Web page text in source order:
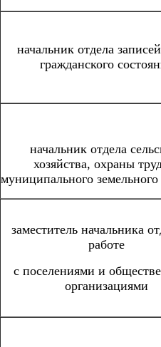
начальник отдела
гражданского
начальник отдела
хозяйства, охраны
муниципального земельного
заместитель начальника
работе
с поселениями и
организациями